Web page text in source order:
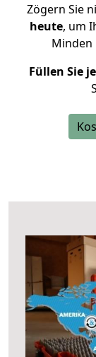
Zögern Sie
heute, um
Minden
Füllen Sie